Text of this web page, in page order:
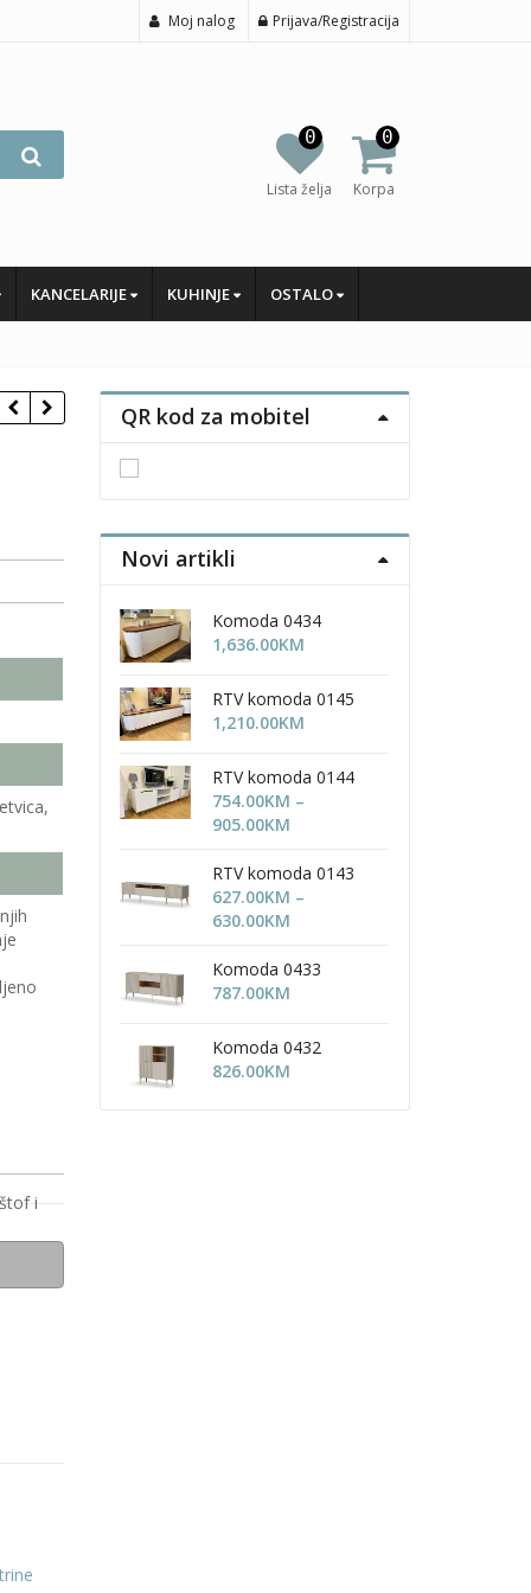
Moj nalog Prijava/Registracija
0
Lista želja
0
Korpa
KANCELARIJE KUHINJE OSTALO
i
QR kod za mobitel
Novi artikli
Komoda 0434
1,636.00KM
RTV komoda 0145
1,210.00KM
RTV komoda 0144
754.00KM –
905.00KM
754.00KM
through
RTV komoda 0143
627.00KM –
630.00KM
627.00KM
Komoda 0433
787.00KM
Komoda 0432
826.00KM